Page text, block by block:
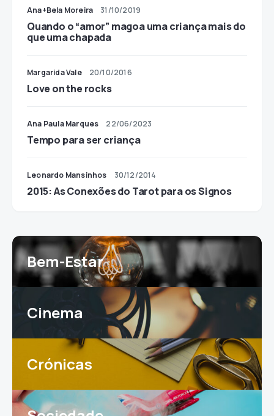
Ana+Bela Moreira 31/10/2019
Quando o “amor” magoa uma criança mais do
que uma chapada
Margarida Vale 20/10/2016
Love on the rocks
Ana Paula Marques 22/06/2023
Tempo para ser criança
Leonardo Mansinhos 30/12/2014
2015: As Conexões do Tarot para os Signos
Bem-Estar
Cinema
Crónicas